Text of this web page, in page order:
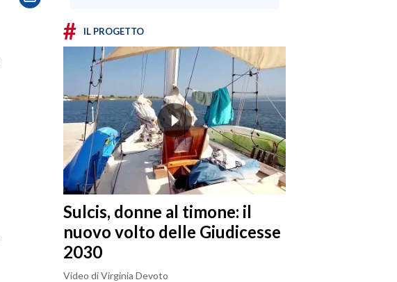
# IL PROGETTO
Sulcis, donne al timone: il
nuovo volto delle Giudicesse
2030
Video di Virginia Devoto